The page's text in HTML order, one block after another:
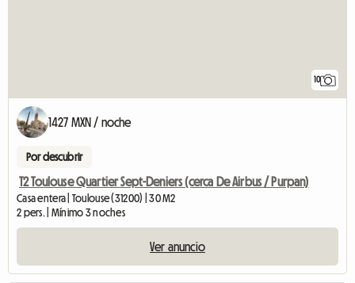
10
1427 MXN / noche
Por descubrir
T2 Toulouse Quartier Sept-Deniers (cerca De Airbus / Purpan)
Casa entera | Toulouse (31200) | 30 M2
2 pers. | Mínimo 3 noches
Ver anuncio